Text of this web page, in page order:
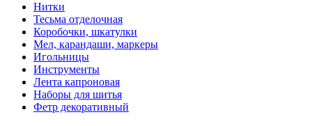
Нитки
Тесьма отделочная
Коробочки, шкатулки
Мел, карандаши, маркеры
Игольницы
Инструменты
Лента капроновая
Наборы для шитья
Фетр декоративный